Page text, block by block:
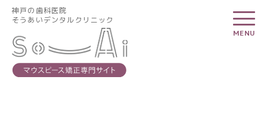
神戸の歯科医院
そうあいデンタルクリニック
MENU
神戸の歯科医院
そうあいデンタルクリニック
MENU